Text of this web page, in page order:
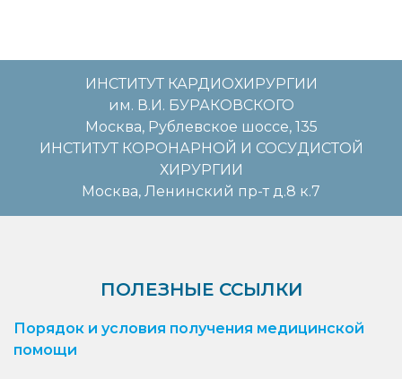
ИНСТИТУТ КАРДИОХИРУРГИИ
им. В.И. БУРАКОВСКОГО
Москва, Рублевское шоссе, 135
ИНСТИТУТ КОРОНАРНОЙ И СОСУДИСТОЙ
ХИРУРГИИ
Москва, Ленинский пр-т д.8 к.7
ПОЛЕЗНЫЕ ССЫЛКИ
Порядок и условия получения медицинской
помощи